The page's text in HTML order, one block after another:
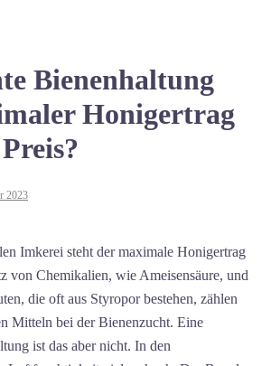
Bienenhaltung
Honigertrag
2023
Imkerei steht der maximale Honigertrag
von Chemikalien, wie Ameisensäure, und
die oft aus Styropor bestehen, zählen
Mitteln bei der Bienenzucht. Eine
ist das aber nicht. In den